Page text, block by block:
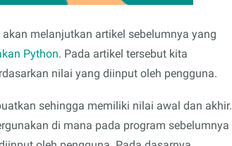
melanjutkan artikel sebelumnya yang
Python. Pada artikel tersebut kita
nilai yang diinput oleh pengguna.
sehingga memiliki nilai awal dan akhir.
di mana pada program sebelumnya